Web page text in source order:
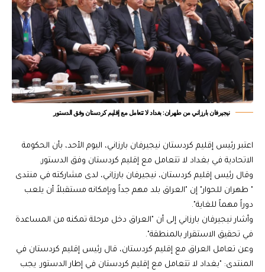
نيجيرفان بارزاني من طهران: بغداد لا تتعامل مع إقليم كردستان وفق الدستور
اعتبر رئيس إقليم كردستان نيجيرفان بارزاني، اليوم الأحد، بأن الحكومة
الاتحادية في بغداد لا تتعامل مع إقليم كردستان وفق الدستور.
وقال رئيس إقليم كردستان، نيجيرفان بارزاني، لدى مشاركته في منتدى
" طهران للحوار" إن "العراق بلد مهم جداً وبإمكانه مستقبلاً أن يلعب
دوراً مهماً للغاية".
وأشار نيجيرفان بارزاني إلى أن "العراق دخل مرحلة تمكنه من المساعدة
في تحقيق الاستقرار بالمنطقة".
وعن تعامل العراق مع إقليم كردستان، قال رئيس إقليم كردستان في
المنتدى: "بغداد لا تتعامل مع إقليم كردستان في إطار الدستور. يجب